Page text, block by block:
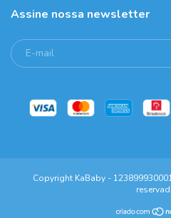
Assine nossa newsletter
Copyright KaBaby -